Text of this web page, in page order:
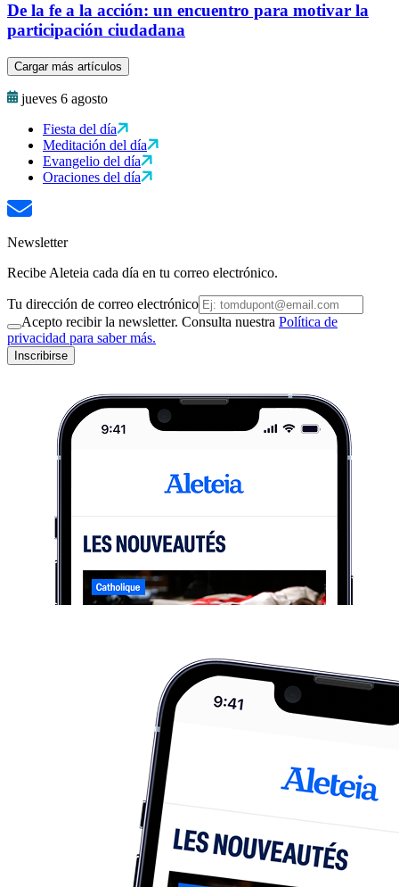
De la fe a la acción: un encuentro para motivar la
participación ciudadana
Cargar más artículos
jueves 6 agosto
Fiesta del día
Meditación del día
Evangelio del día
Oraciones del día
Newsletter
Recibe Aleteia cada día en tu correo electrónico.
Tu dirección de correo electrónico
Acepto recibir la newsletter. Consulta nuestra Política de
privacidad para saber más.
Inscribirse